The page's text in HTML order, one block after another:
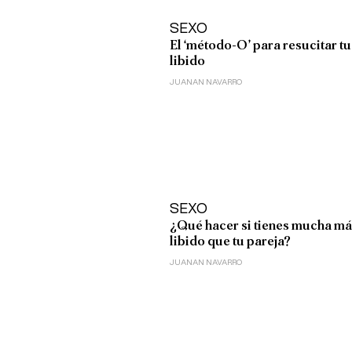
SEXO
El ‘método-O’ para resucitar tu
libido
JUANAN NAVARRO
SEXO
¿Qué hacer si tienes mucha
libido que tu pareja?
JUANAN NAVARRO